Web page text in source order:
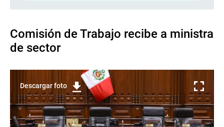
Comisión de Trabajo recibe a ministra
de sector
Descargar foto